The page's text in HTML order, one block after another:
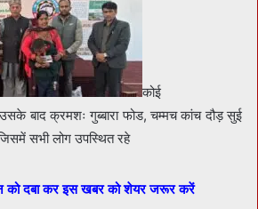
कोई
बाद क्रमशः गुब्बारा फोड, चम्मच कांच दौड़ सुई
सभी लोग उपस्थित रहे
को दबा कर इस खबर को शेयर जरूर करें